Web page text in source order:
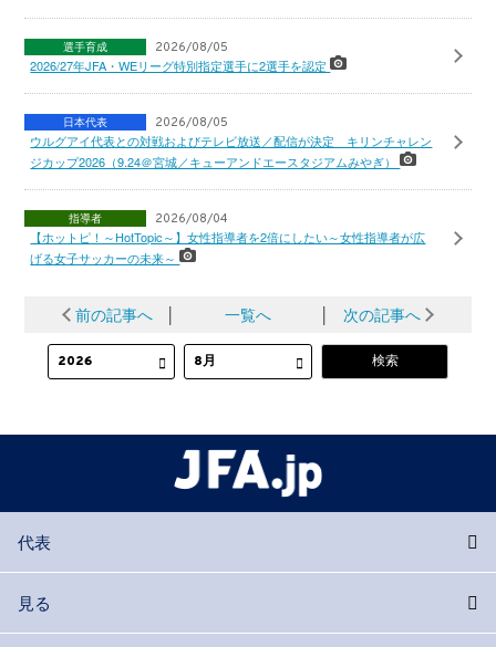
選手育成 2026/08/05
2026/27年JFA・WEリーグ特別指定選手に2選手を認定
日本代表 2026/08/05
ウルグアイ代表との対戦およびテレビ放送／配信が決定 キリンチャレン
ジカップ2026（9.24＠宮城／キューアンドエースタジアムみやぎ）
指導者 2026/08/04
【ホットピ！～HotTopic～】女性指導者を2倍にしたい～女性指導者が広
げる女子サッカーの未来～
前の記事へ │ 一覧へ │ 次の記事へ
代表
見る